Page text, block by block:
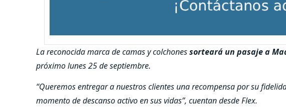
La reconocida marca de camas y colchonessorteará un pasaje a
próximo lunes 25 de septiembre.
“Queremos entregar a nuestros clientes una recompensa por su
momento de descanso activo en sus vidas”, cuentan desde Flex.